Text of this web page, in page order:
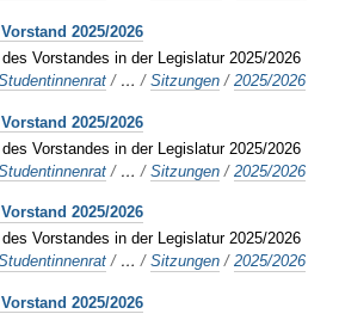
2025/2026
Vorstandes in der Legislatur 2025/2026
/ …/Sitzungen /2025/2026
2025/2026
Vorstandes in der Legislatur 2025/2026
/ …/Sitzungen /2025/2026
2025/2026
Vorstandes in der Legislatur 2025/2026
/ …/Sitzungen /2025/2026
2025/2026